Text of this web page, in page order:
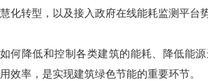
慧化转型，以及接入政府在线能耗监测平台
如何降低和控制各类建筑的能耗、降低能
用效率，是实现建筑绿色节能的重要环节。